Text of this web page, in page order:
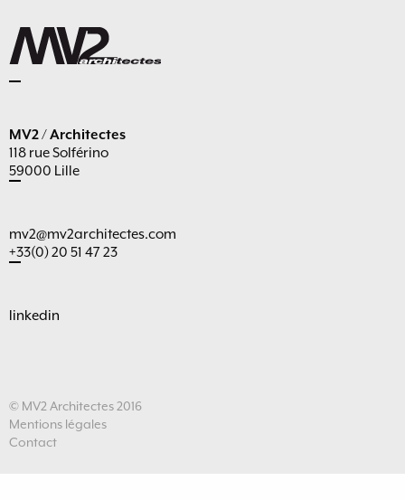
MV2 / Architectes
118 rue Solférino
59000 Lille
mv2@mv2architectes.com
+33(0) 20 51 47 23
linkedin
© MV2 Architectes 2016
Mentions légales
Contact